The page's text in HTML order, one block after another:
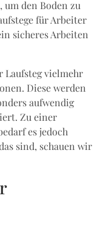
um den Boden zu
für Arbeiter
sicheres Arbeiten
Laufsteg vielmehr
Diese werden
aufwendig
Zu einer
es jedoch
sind, schauen wir